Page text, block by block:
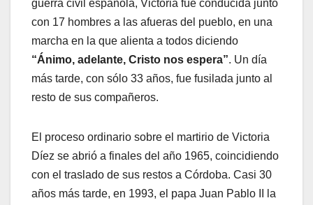
guerra civil española, Victoria fue conducida junto
con 17 hombres a las afueras del pueblo, en una
marcha en la que alienta a todos diciendo
“Ánimo, adelante, Cristo nos espera”. Un día
más tarde, con sólo 33 años, fue fusilada junto al
resto de sus compañeros.
El proceso ordinario sobre el martirio de Victoria
Díez se abrió a finales del año 1965, coincidiendo
con el traslado de sus restos a Córdoba. Casi 30
años más tarde, en 1993, el papa Juan Pablo II la